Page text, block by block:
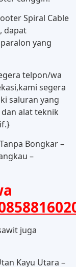
Spiral Cable
dapat
yang
telpon/wa
segera
saluran yang
alat teknik
Bongkar –
–
juga
Kayu Utara –